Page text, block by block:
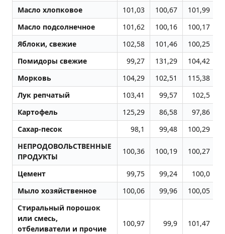
Масло хлопковое
101,03 100,67 101,99
Масло подсолнечное
101,62 100,16 100,17
Яблоки, свежие
102,58 101,46 100,25
Помидоры свежие
99,27 131,29 104,42
Морковь
104,29 102,51 115,38
Лук репчатый
103,41 99,57 102,5
Картофель
125,29 86,58 97,86
Сахар-песок
98,1 99,48 100,29
НЕПРОДОВОЛЬСТВЕННЫЕ
ПРОДУКТЫ
100,36 100,19 100,27
Цемент 99,75 99,24 100,0
Мыло хозяйственное
100,06 99,96 100,05
Стиральный порошок
или смесь,
отбеливатели и прочие
100,97 99,9 101,47